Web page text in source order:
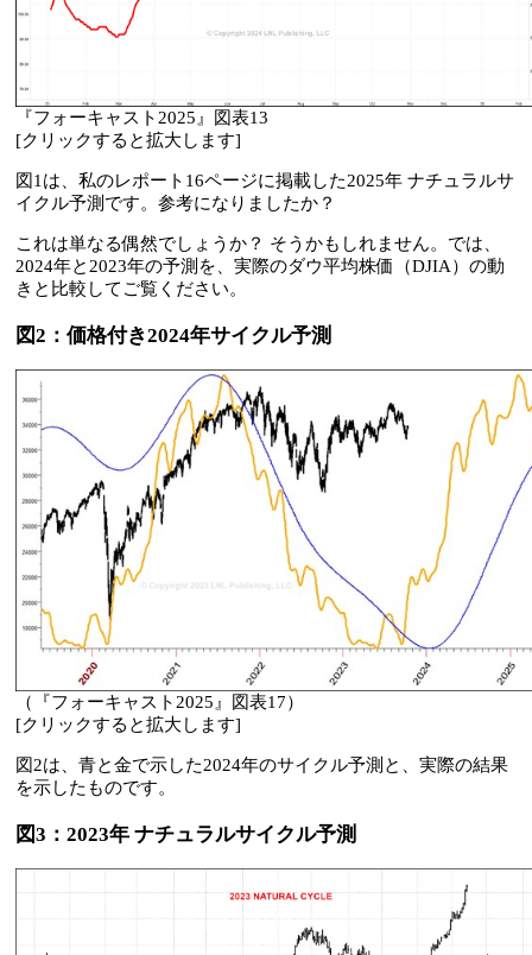
『フォーキャスト2025』図表13
[クリックすると拡大します]
図1は、私のレポート16ページに掲載した2025年 ナチュラルサ
イクル予測です。参考になりましたか？
これは単なる偶然でしょうか？ そうかもしれません。では、
2024年と2023年の予測を、実際のダウ平均株価（DJIA）の動
きと比較してご覧ください。
図2：価格付き2024年サイクル予測
（『フォーキャスト2025』図表17）
[クリックすると拡大します]
図2は、青と金で示した2024年のサイクル予測と、実際の結果
を示したものです。
図3：2023年 ナチュラルサイクル予測